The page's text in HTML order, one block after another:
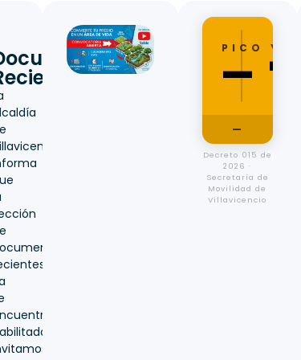
PICO Y
— —
—
Decreto 015 de
2026 ·
Secretaría de
Movilidad de
Villavicencio